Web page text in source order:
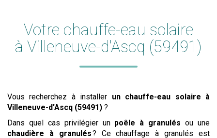
Votre chauffe-eau solaire
à Villeneuve-d'Ascq (59491)
Vous recherchez à installer un chauffe-eau solaire à
Villeneuve-d'Ascq (59491) ?
Dans quel cas privilégier un poêle à granulés ou une
chaudière à granulés? Ce chauffage à granulés est